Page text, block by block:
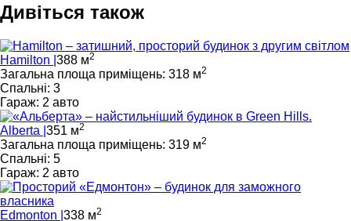
Дивіться також
Hamilton | 388 м2
Загальна площа приміщень: 318 м2
Спальні: 3
Гараж: 2 авто
Alberta | 351 м2
Загальна площа приміщень: 319 м2
Спальні: 5
Гараж: 2 авто
Edmonton | 338 м2